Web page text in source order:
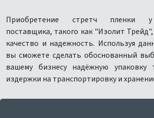
Приобретение стретч пленки у
поставщика, такого как "Изолит
качество и надежность. Используя
вы сможете сделать обоснованный
вашему бизнесу надёжную упаковку
издержки на транспортировку и